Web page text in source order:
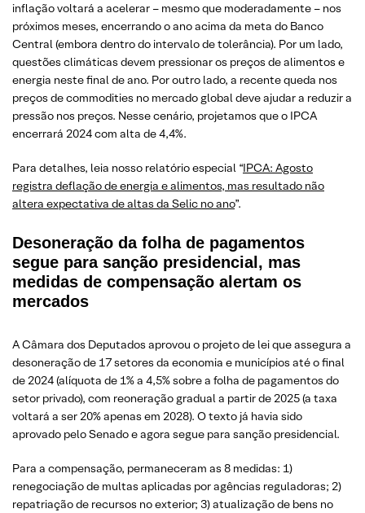
inflação voltará a acelerar – mesmo que moderadamente – nos
próximos meses, encerrando o ano acima da meta do Banco
Central (embora dentro do intervalo de tolerância). Por um lado,
questões climáticas devem pressionar os preços de alimentos e
energia neste final de ano. Por outro lado, a recente queda nos
preços de commodities no mercado global deve ajudar a reduzir a
pressão nos preços. Nesse cenário, projetamos que o IPCA
encerrará 2024 com alta de 4,4%.
Para detalhes, leia nosso relatório especial “IPCA: Agosto
registra deflação de energia e alimentos, mas resultado não
altera expectativa de altas da Selic no ano”.
Desoneração da folha de pagamentos
segue para sanção presidencial, mas
medidas de compensação alertam os
mercados
A Câmara dos Deputados aprovou o projeto de lei que assegura a
desoneração de 17 setores da economia e municípios até o final
de 2024 (alíquota de 1% a 4,5% sobre a folha de pagamentos do
setor privado), com reoneração gradual a partir de 2025 (a taxa
voltará a ser 20% apenas em 2028). O texto já havia sido
aprovado pelo Senado e agora segue para sanção presidencial.
Para a compensação, permaneceram as 8 medidas: 1)
renegociação de multas aplicadas por agências reguladoras; 2)
repatriação de recursos no exterior; 3) atualização de bens no